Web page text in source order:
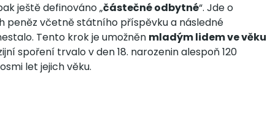
ještě definováno „částečné odbytné“. Jde o
včetně státního příspěvku a následné
Tento krok je umožněn mladým lidem ve věku
spoření trvalo v den 18. narozenin alespoň 120
let jejich věku.